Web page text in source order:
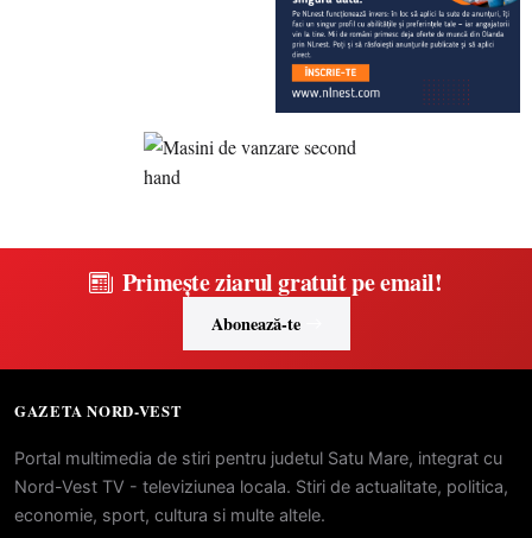
Primește ziarul gratuit pe email!
Abonează-te
GAZETA NORD-VEST
Portal multimedia de stiri pentru judetul Satu Mare, integrat cu
Nord-Vest TV - televiziunea locala. Stiri de actualitate, politica,
economie, sport, cultura si multe altele.